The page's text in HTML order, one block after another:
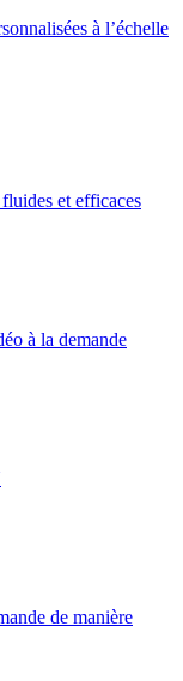
à l’échelle
et efficaces
à la demande
de manière